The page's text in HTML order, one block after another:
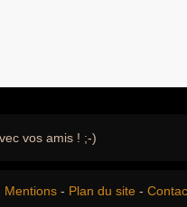
vos amis ! ;-)
Mentions - Plan du site -